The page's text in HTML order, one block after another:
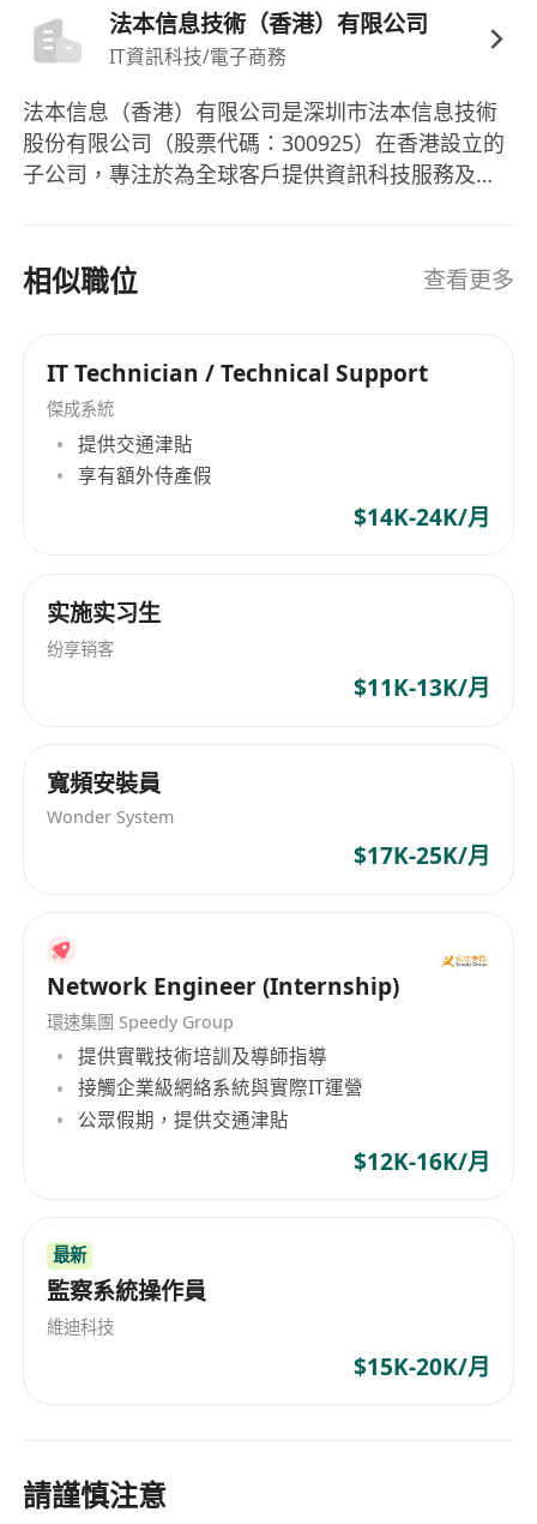
法本信息技術（香港）有限公司
IT資訊科技/電子商務
法本信息（香港）有限公司是深圳市法本信息技術
股份有限公司（股票代碼：300925）在香港設立的
子公司，專注於為全球客戶提供資訊科技服務及數
業經驗，致力為亞太區及全球客戶提供高效益的數
碼轉型服務，協助企業應對技術挑戰，推動業務創
相似職位 查看更多
IT Technician / Technical Support
傑成系統
提供交通津貼
享有額外侍產假
$14K-24K/月
实施实习生
纷享销客
$11K-13K/月
寬頻安裝員
Wonder System
$17K-25K/月
Network Engineer (Internship)
環速集團 Speedy Group
提供實戰技術培訓及導師指導
接觸企業級網絡系統與實際IT運營
公眾假期，提供交通津貼
$12K-16K/月
最新
監察系統操作員
維迪科技
$15K-20K/月
請謹慎注意